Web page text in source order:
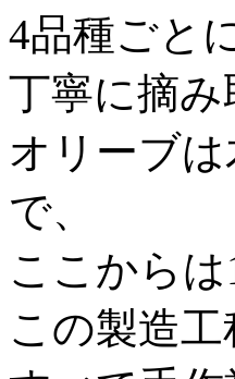
4品種ごと
丁寧に摘み
オリーブ
で、
ここから
この製造